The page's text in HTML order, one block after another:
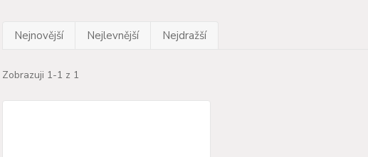
Nejnovější Nejlevnější Nejdražší
Zobrazuji 1-1 z 1